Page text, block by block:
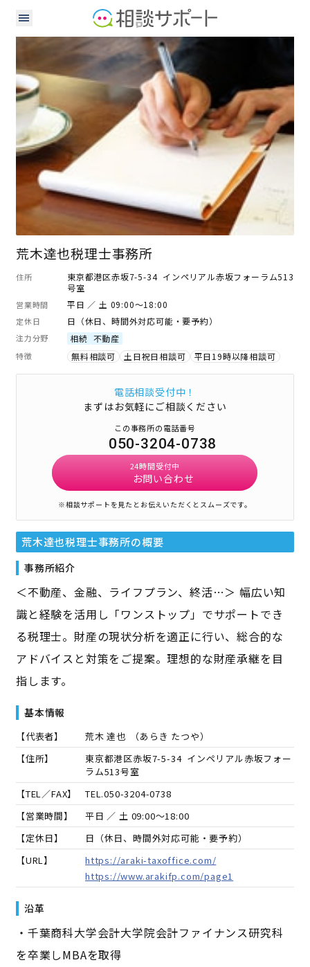
荒木達也税理士事務所
住所
東京都港区赤坂7-5-34 インペリアル赤坂フォーラム513
号室
営業時間 平日 ／ 土 09:00～18:00
定休日 日（休日、時間外対応可能・要予約）
注力分野 相続 不動産
特徴 無料相談可 土日祝日相談可 平日19時以降相談可
電話相談受付中！
まずはお気軽にご相談ください
この事務所の電話番号
050-3204-0738
24時間受付中
お問い合わせ
※相談サポートを見たとお伝えいただくとスムーズです。
荒木達也税理士事務所の概要
事務所紹介
＜不動産、金融、ライフプラン、終活…＞ 幅広い知
識と経験を活用し「ワンストップ」でサポートでき
る税理士。財産の現状分析を適正に行い、総合的な
アドバイスと対策をご提案。理想的な財産承継を目
指します。
基本情報
【代表者】 荒木 達也 （あらき たつや）
【住所】
東京都港区赤坂7-5-34 インペリアル赤坂フォー
ラム513号室
【TEL／FAX】
TEL.050-3204-0738
【営業時間】
平日 ／ 土 09:00～18:00
【定休日】
日（休日、時間外対応可能・要予約）
【URL】
https://araki-taxoffice.com/
https://www.arakifp.com/page1
沿革
・千葉商科大学会計大学院会計ファイナンス研究科
を卒業しMBAを取得